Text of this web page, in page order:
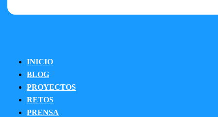
INICIO
BLOG
PROYECTOS
RETOS
PRENSA